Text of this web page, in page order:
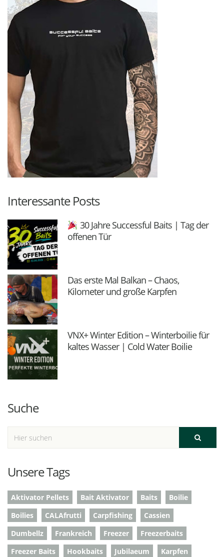
Interessante Posts
30 Jahre Successful Baits | Tag der
offenen Tür
Das erste Mal Balkan – Chaos,
Kilometer und große Karpfen
VNX+ Winter Edition – Winterboilie für
kaltes Wasser | Cold Water Boilie
Suche
Unsere Tags
Aktivator Pellets Bait Aktivator Baits
Boilie
Boilies
CALAfrutti Carpfishing
Cassien
Dumbellz
Frankreich Freezer
Freezerbaits
Freezer Baits
Hookbaits Jubilaeum
Karpfen